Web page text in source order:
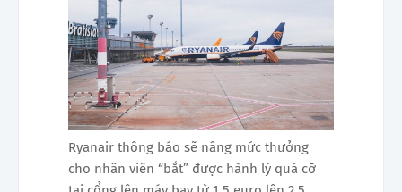
Ryanair thông báo sẽ nâng mức thưởng
cho nhân viên “bắt” được hành lý quá cỡ